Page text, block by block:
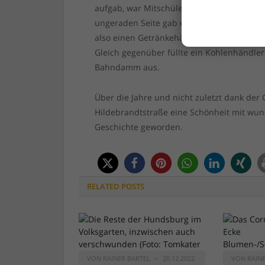
aufgab, war Mitschüler aus der Zeit in der
ungeraden Seite gab es vorne zur
also einen Getränkehändler, bei dem wir
Gleich gegenüber füllte ein
Bahndamm aus.
Über die Jahre und nicht zuletzt dank
Hildebrandtstraße eine Schönheit mit
Geschichte geworden.
RELATED POSTS
VON RAINER BARTEL
20.12.2022
VON